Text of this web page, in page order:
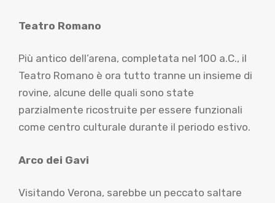
Teatro Romano
Più antico dell’arena, completata nel 100 a.C., il
Teatro Romano è ora tutto tranne un insieme di
rovine, alcune delle quali sono state
parzialmente ricostruite per essere funzionali
come centro culturale durante il periodo estivo.
Arco dei Gavi
Visitando Verona, sarebbe un peccato saltare